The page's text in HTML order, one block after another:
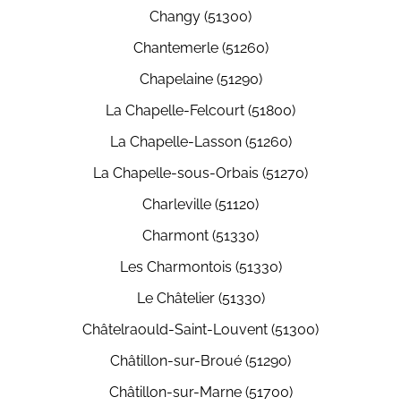
Changy (51300)
Chantemerle (51260)
Chapelaine (51290)
La Chapelle-Felcourt (51800)
La Chapelle-Lasson (51260)
La Chapelle-sous-Orbais (51270)
Charleville (51120)
Charmont (51330)
Les Charmontois (51330)
Le Châtelier (51330)
Châtelraould-Saint-Louvent (51300)
Châtillon-sur-Broué (51290)
Châtillon-sur-Marne (51700)